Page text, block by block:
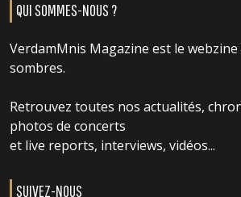
QUI SOMMES-NOUS ?
VerdamMnis Magazine est le webzine
sombres.
Retrouvez toutes nos actualités,
photos de concerts
et live reports, interviews, vidéos...
SUIVEZ-NOUS